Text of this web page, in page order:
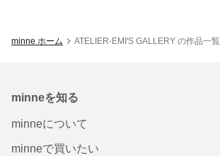
minne ホーム ATELIER-EMI'S GALLERY の作品一覧
minneを知る
minneについて
minneで買いたい